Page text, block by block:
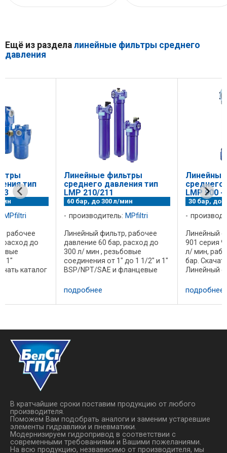
Ещё из раздела линейные фильтры среднего
давления
Линейные фильтры
среднего давления тип
LMP 210/211
60 бар, до 300 л/мин
производитель:MPfiltri
Линейный фильтр, рабочее
давление 60 бар, расход до
300 л/ мин , резьбовые
соединения от 1" до 1 1/2" и 1"
BSP/NPT/SAE и фланцевые
PSI Скачать каталог фильтров
Линейные фильтры
среднего давления
LMP 900 - 901
30 бар, до 1200 л/ми
производитель:MPfiltri
Линейный фильтр LMP
901 серия 900, расход до
л/ мин, рабочее
бар. Скачать каталог
Линейный фильтр LMP
В кратчайшие сроки поставим продукцию от любого
производителя.
Поможем Вам подобрать аналоги и заменим устаревшие
элементы гидравлики и пневматики.
Модернизируем гидропривод в соответствии с
современными требованиями и Вашими пожеланиями.
На всю продукцию, незвависимо от производителя, мы